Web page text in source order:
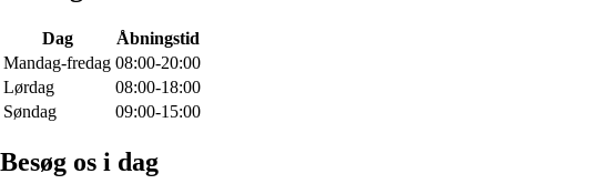
Dag
Åbningstid
Mandag-fredag 08:00-20:00
Lørdag
08:00-18:00
Søndag
09:00-15:00
Besøg os i dag